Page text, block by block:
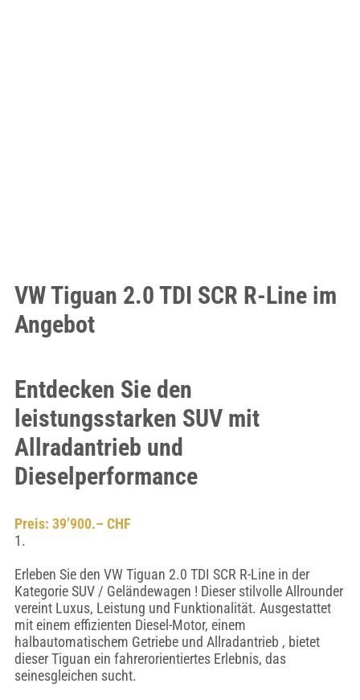
VW Tiguan 2.0 TDI SCR R-Line im
Angebot
Entdecken Sie den
leistungsstarken SUV mit
Allradantrieb und
Dieselperformance
Preis: 39’900.– CHF
1.
Erleben Sie den VW Tiguan 2.0 TDI SCR R-Line in der
Kategorie SUV / Geländewagen ! Dieser stilvolle Allrounder
vereint Luxus, Leistung und Funktionalität. Ausgestattet
mit einem effizienten Diesel-Motor, einem
halbautomatischem Getriebe und Allradantrieb , bietet
dieser Tiguan ein fahrerorientiertes Erlebnis, das
seinesgleichen sucht.